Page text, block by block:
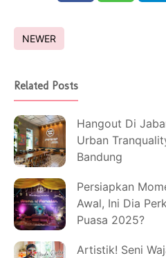
NEWER
Related Posts
Hangout Di
Urban
Bandung
Persiapkan
Awal, Ini Dia
Puasa 2025?
Artistik! Seni